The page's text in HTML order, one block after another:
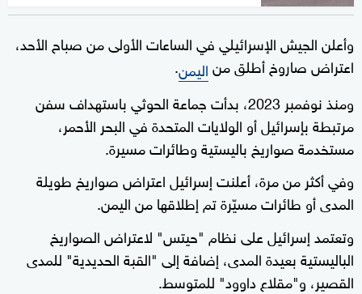
وأعلن الجيش الإسرائيلي في الساعات الأولى من صباح الأحد،
اعتراض صاروخ أطلق مناليمن.
ومنذ نوفمبر 2023، بدأت جماعة الحوثي باستهداف سفن
مرتبطة بإسرائيل أو الولايات المتحدة في البحر الأحمر،
مستخدمة صواريخ باليستية وطائرات مسيرة.
وفي أكثر من مرة، أعلنت إسرائيل اعتراض صواريخ طويلة
المدى أو طائرات مسيّرة تم إطلاقها من اليمن.
وتعتمد إسرائيل على نظام "حيتس" لاعتراض الصواريخ
الباليستية بعيدة المدى، إضافة إلى "القبة الحديدية" للمدى
القصير، و"مقلاع داوود" للمتوسط.